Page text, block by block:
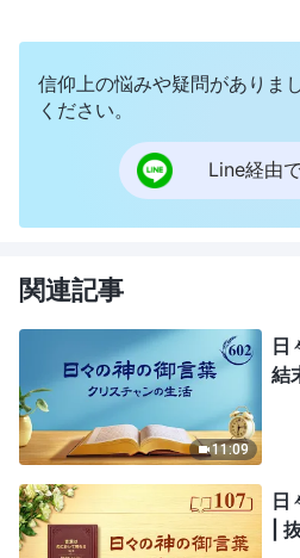
信仰上の悩みや疑問がありま
ください。
Line経由
関連記事
11:09
日
結
日
|